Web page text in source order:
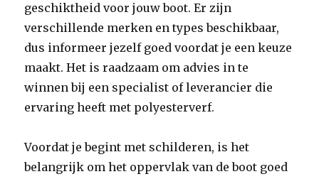
geschiktheid voor jouw boot. Er zijn
verschillende merken en types beschikbaar,
dus informeer jezelf goed voordat je een keuze
maakt. Het is raadzaam om advies in te
winnen bij een specialist of leverancier die
ervaring heeft met polyesterverf.
Voordat je begint met schilderen, is het
belangrijk om het oppervlak van de boot goed